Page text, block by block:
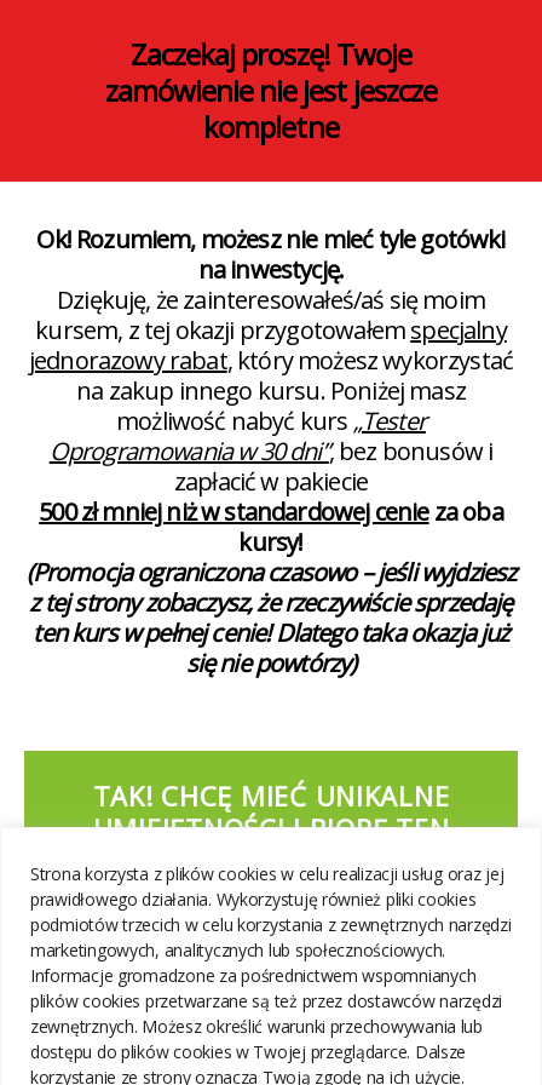
Strona korzysta z plików cookies w celu realizacji usług oraz jej
prawidłowego działania. Wykorzystuję również pliki cookies
podmiotów trzecich w celu korzystania z zewnętrznych narzędzi
marketingowych, analitycznych lub społecznościowych.
Informacje gromadzone za pośrednictwem wspomnianych
plików cookies przetwarzane są też przez dostawców narzędzi
zewnętrznych. Możesz określić warunki przechowywania lub
dostępu do plików cookies w Twojej przeglądarce. Dalsze
korzystanie ze strony oznacza Twoją zgodę na ich użycie.
Zaczekaj proszę! Twoje
zamówienie nie jest jeszcze
kompletne
Ok! Rozumiem, możesz nie mieć tyle gotówki
na inwestycję.
Dziękuję, że zainteresowałeś/aś się moim
kursem, z tej okazji przygotowałemspecjalny
jednorazowy rabat, który możesz wykorzystać
na zakup innego kursu. Poniżej masz
możliwość nabyć kurs „Tester
Oprogramowania w 30 dni”, bez bonusów i
zapłacić w pakiecie
500 zł mniej niż w standardowej cenieza oba
kursy!
(Promocja ograniczona czasowo –jeśli wyjdziesz
z tej strony zobaczysz, że rzeczywiście sprzedaję
ten kurs w pełnej cenie! Dlatego taka okazja już
się nie powtórzy)
TAK! CHCĘ MIEĆ UNIKALNE
UMIEJĘTNOŚCI I BIORĘ TEN
DODATKOWY PAKIET W
PROMOCJI ZA JEDYNE 94 ZŁ
Nie, dziękuję! Rezygnuję z jednorazowej
propozycji. Biorę tylko 21-
dniowe wyzwanie z Pythona